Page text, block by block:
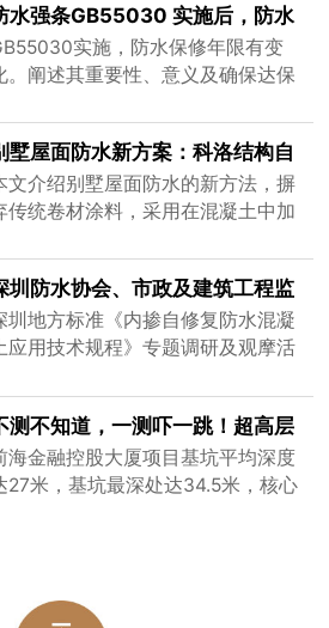
水强条GB55030 实施后，防水
修年限知多少？
实施，防水保修年限有变
。阐述其重要性、意义及确保达保
。
墅屋面防水新方案：科洛结构自
水，耐久又省钱
文介绍别墅屋面防水的新方法，摒
传统卷材涂料，采用在混凝土中加
方式，材料无机不会老化，与混凝
寿命一体，耐久且省钱。
圳防水协会、市政及建筑工程监
总站、专家30余人观摩科洛防水
例
圳地方标准《内掺自修复防水混凝
应用技术规程》专题调研及观摩活
自防水技术（深圳）有限公司承
。
测不知道，一测吓一跳！超高层
控大厦底板厚 2-8 米，科洛抗裂
测温数据
海金融控股大厦项目基坑平均深度
27米，基坑最深处达34.5米，核心
点，设计的C45P12对抗裂防渗要求极
高；前期搅拌站适配测试科洛无机纳